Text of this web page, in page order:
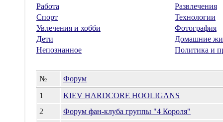
Работа
Развлечения
Спорт
Технологии
Увлечения и хобби
Фотография
Дети
Домашние
Непознанное
Политика и
№
Форум
1
KIEV HARDCORE HOOLIGANS
2
Форум фан-клуба группы "4 Короля"